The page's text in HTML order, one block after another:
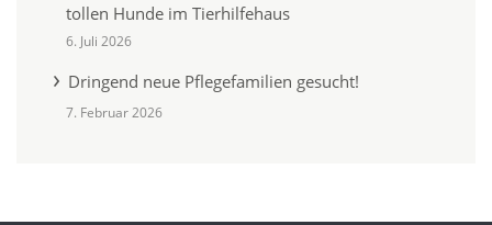
tollen Hunde im Tierhilfehaus
6. Juli 2026
Dringend neue Pflegefamilien gesucht!
7. Februar 2026